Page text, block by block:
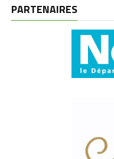
PARTENAIRES